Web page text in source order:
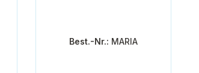
Best.-Nr.: MARIA